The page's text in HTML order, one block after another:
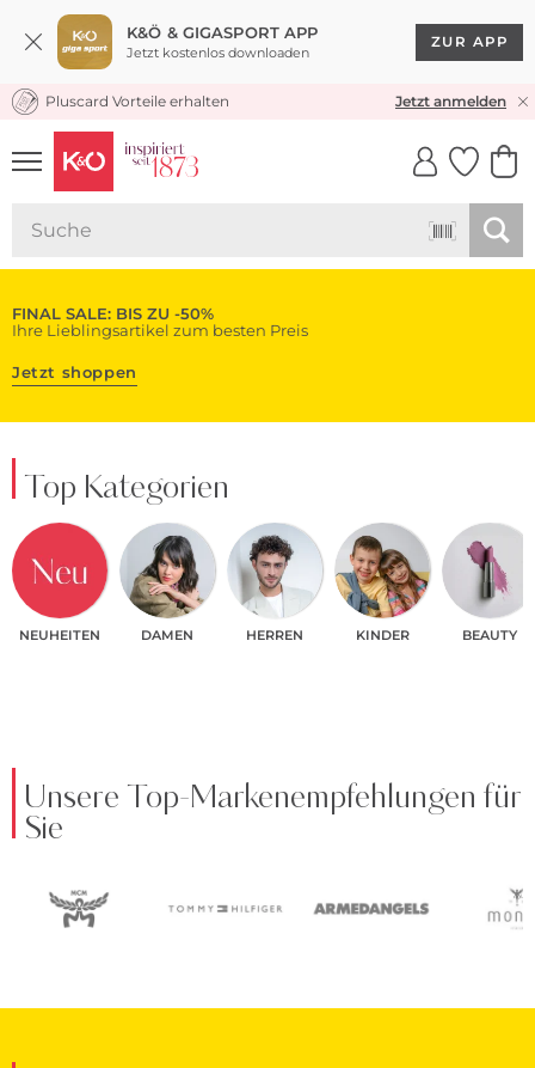
K&Ö & GIGASPORT APP
Jetzt kostenlos downloaden
ZUR APP
KOSTENLOSER VERSAND* & RÜCKVERSAND
Pluscard Vorteile erhalten Jetzt anmelden
UNSERE APP
CLICK &
FINAL SALE: BIS ZU -50%
Ihre Lieblingsartikel zum besten Preis
Jetzt shoppen
Top Kategorien
NEUHEITEN DAMEN HERREN KINDER BEAUTY
Unsere Top-Markenempfehlungen für
Sie